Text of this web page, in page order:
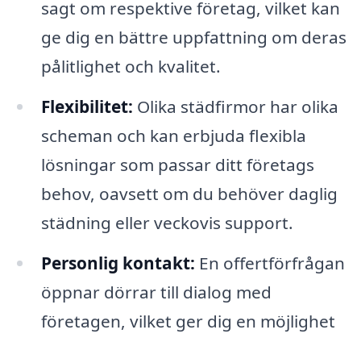
sagt om respektive företag, vilket kan
ge dig en bättre uppfattning om deras
pålitlighet och kvalitet.
Flexibilitet: Olika städfirmor har olika
scheman och kan erbjuda flexibla
lösningar som passar ditt företags
behov, oavsett om du behöver daglig
städning eller veckovis support.
Personlig kontakt: En offertförfrågan
öppnar dörrar till dialog med
företagen, vilket ger dig en möjlighet